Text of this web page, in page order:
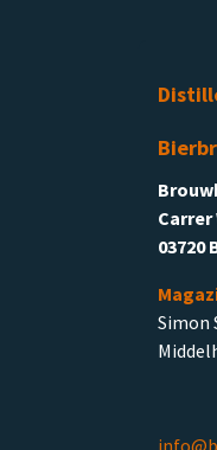
Carrer
03720
Simon